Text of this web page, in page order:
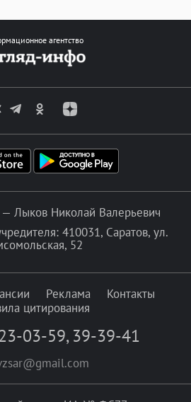
агентство
— Лыков Николай Валерьевич
410031, Саратов, ул.
52
Реклама
Контакты
цитирования
03-59, 39-39-41